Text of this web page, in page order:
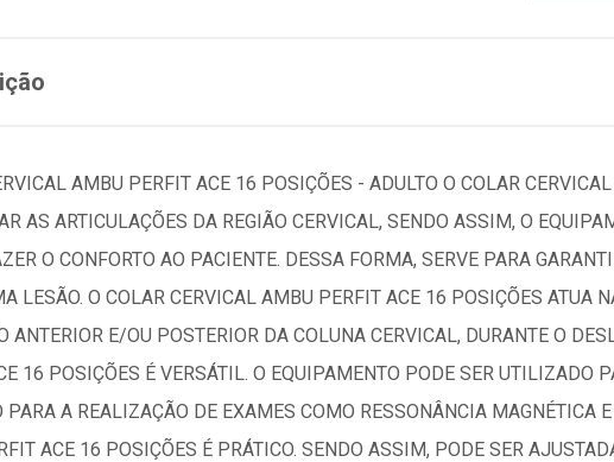
AMBU PERFIT ACE 16 POSIÇÕES - ADULTO O COLAR
AS ARTICULAÇÕES DA REGIÃO CERVICAL, SENDO ASSIM, O
O CONFORTO AO PACIENTE. DESSA FORMA, SERVE PARA
LESÃO. O COLAR CERVICAL AMBU PERFIT ACE 16 POSIÇÕES ATUA
ANTERIOR E/OU POSTERIOR DA COLUNA CERVICAL, DURANTE O
16 POSIÇÕES É VERSÁTIL. O EQUIPAMENTO PODE SER UTILIZADO
PARA A REALIZAÇÃO DE EXAMES COMO RESSONÂNCIA MAGNÉTICA
ACE 16 POSIÇÕES É PRÁTICO. SENDO ASSIM, PODE SER